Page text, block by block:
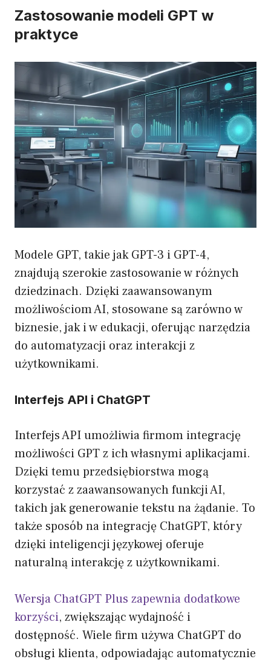
Zastosowanie modeli GPT w
praktyce
Modele GPT, takie jak GPT-3 i GPT-4,
znajdują szerokie zastosowanie w różnych
dziedzinach. Dzięki zaawansowanym
możliwościom AI, stosowane są zarówno w
biznesie, jak i w edukacji, oferując narzędzia
do automatyzacji oraz interakcji z
użytkownikami.
Interfejs API i ChatGPT
Interfejs API umożliwia firmom integrację
możliwości GPT z ich własnymi aplikacjami.
Dzięki temu przedsiębiorstwa mogą
korzystać z zaawansowanych funkcji AI,
takich jak generowanie tekstu na żądanie. To
także sposób na integrację ChatGPT, który
dzięki inteligencji językowej oferuje
naturalną interakcję z użytkownikami.
Wersja ChatGPT Plus zapewnia dodatkowe
korzyści, zwiększając wydajność i
dostępność. Wiele firm używa ChatGPT do
obsługi klienta, odpowiadając automatycznie